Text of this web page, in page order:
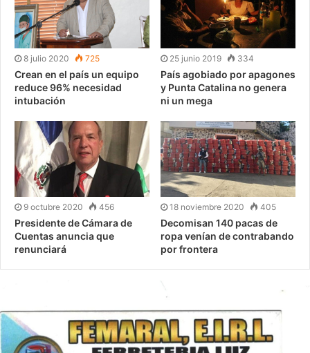
8 julio 2020 725
Crean en el país un equipo
reduce 96% necesidad
intubación
25 junio 2019 334
País agobiado por apagones
y Punta Catalina no genera
ni un mega
9 octubre 2020 456
Presidente de Cámara de
Cuentas anuncia que
renunciará
18 noviembre 2020 405
Decomisan 140 pacas de
ropa venían de contrabando
por frontera